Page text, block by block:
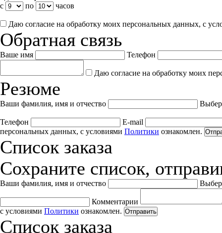
с
по часов
Даю согласие на обработку моих персональных данных, с
Обратная связь
Ваше имя Телефон
Даю согласие на обработку моих
Резюме
Ваши фамилия, имя и отчество
Телефон
E-mail
персональных данных, с условиями Политики ознакомлен.
Список заказа
Сохраните список,
Ваши фамилия, имя и отчество
Комментарии
с условиями Политики ознакомлен. Отправить
Список заказа